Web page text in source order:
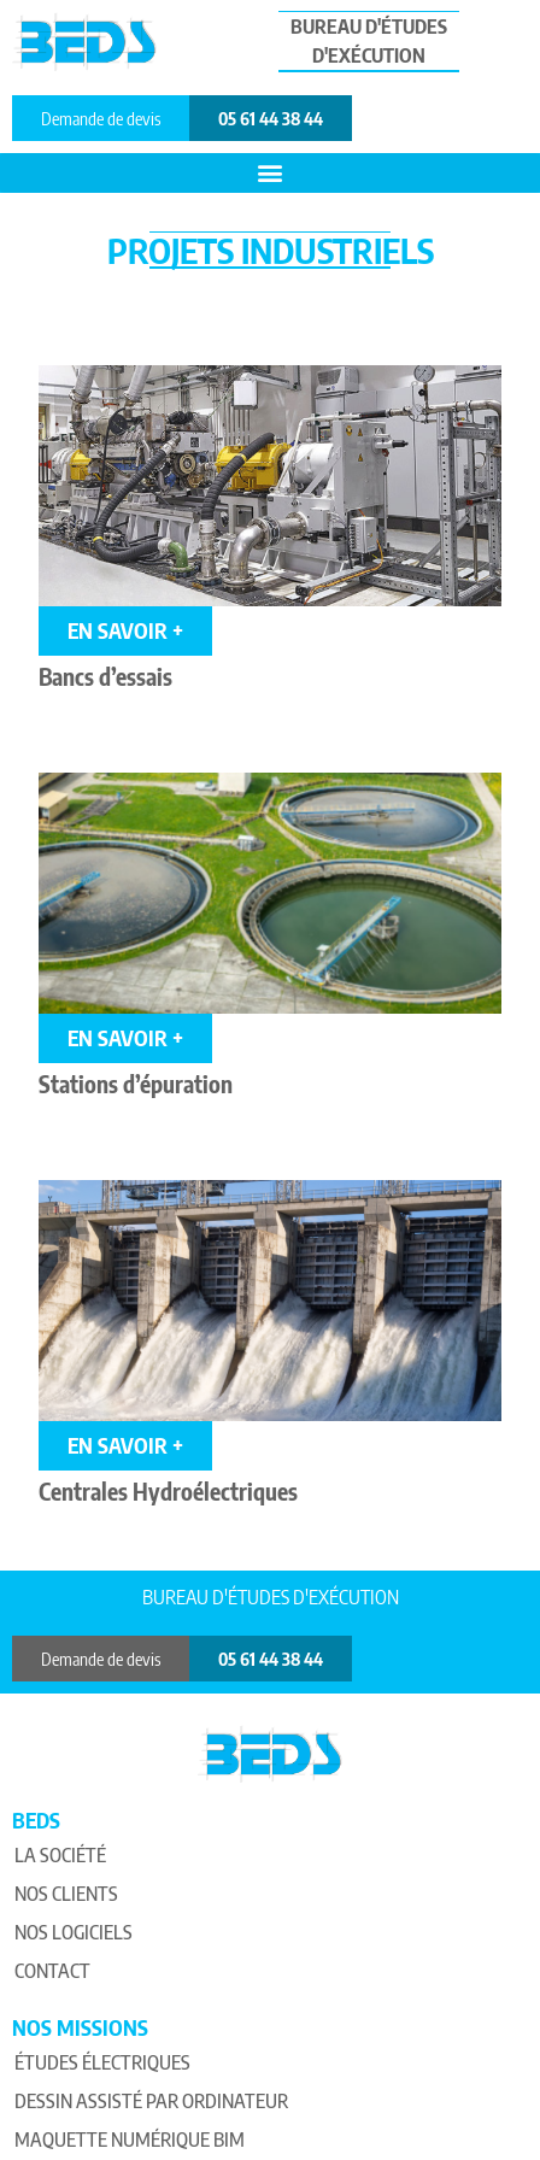
BUREAU D'ÉTUDES
D'EXÉCUTION
Demande de devis 05 61 44 38 44
PROJETS INDUSTRIELS
EN SAVOIR +
Bancs d’essais
EN SAVOIR +
Stations d’épuration
EN SAVOIR +
Centrales Hydroélectriques
BUREAU D'ÉTUDES D'EXÉCUTION
Demande de devis 05 61 44 38 44
BEDS
LA SOCIÉTÉ
NOS CLIENTS
NOS LOGICIELS
CONTACT
NOS MISSIONS
ÉTUDES ÉLECTRIQUES
DESSIN ASSISTÉ PAR ORDINATEUR
MAQUETTE NUMÉRIQUE BIM